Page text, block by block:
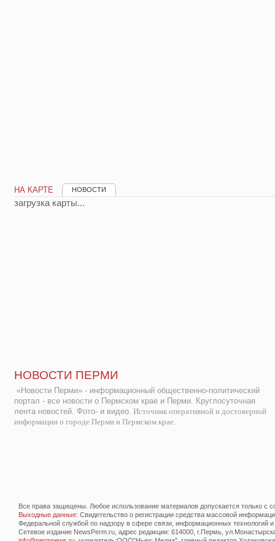
НА КАРТЕ НОВОСТИ
загрузка карты...
НОВОСТИ ПЕРМИ
«Новости Перми» - информационный общественно-политический
портал - все новости о Пермском крае и Перми. Круглосуточная
лента новостей. Фото- и видео. Источник оперативной и достоверной
информации о городе Перми и Пермском крае.
Все права защищены. Любое использование материалов допускается только с
Выходные данные: Свидетельство о регистрации средства массовой
Федеральной службой по надзору в сфере связи, информационных технологий
Сетевое издание NewsPerm.ru, адрес редакции: 614000, г.Пермь,